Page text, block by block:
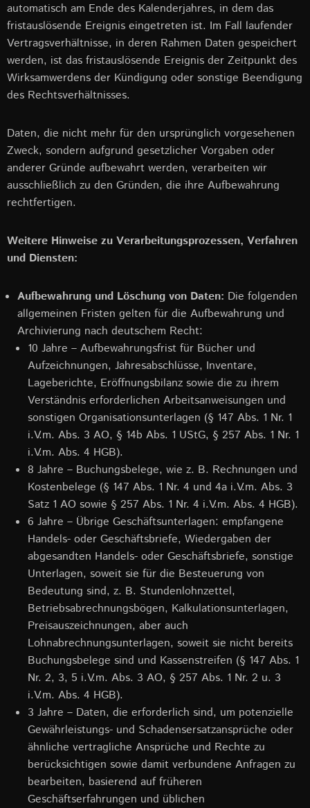
automatisch am Ende des Kalenderjahres, in dem das
fristauslösende Ereignis eingetreten ist. Im Fall laufender
Vertragsverhältnisse, in deren Rahmen Daten gespeichert
werden, ist das fristauslösende Ereignis der Zeitpunkt des
Wirksamwerdens der Kündigung oder sonstige Beendigung
des Rechtsverhältnisses.
Daten, die nicht mehr für den ursprünglich vorgesehenen
Zweck, sondern aufgrund gesetzlicher Vorgaben oder
anderer Gründe aufbewahrt werden, verarbeiten wir
ausschließlich zu den Gründen, die ihre Aufbewahrung
rechtfertigen.
Weitere Hinweise zu Verarbeitungsprozessen, Verfahren
und Diensten:
Aufbewahrung und Löschung von Daten: Die folgenden
allgemeinen Fristen gelten für die Aufbewahrung und
Archivierung nach deutschem Recht:
10 Jahre – Aufbewahrungsfrist für Bücher und
Aufzeichnungen, Jahresabschlüsse, Inventare,
Lageberichte, Eröffnungsbilanz sowie die zu ihrem
Verständnis erforderlichen Arbeitsanweisungen und
sonstigen Organisationsunterlagen (§ 147 Abs. 1 Nr. 1
i.V.m. Abs. 3 AO, § 14b Abs. 1 UStG, § 257 Abs. 1 Nr. 1
i.V.m. Abs. 4 HGB).
8 Jahre – Buchungsbelege, wie z. B. Rechnungen und
Kostenbelege (§ 147 Abs. 1 Nr. 4 und 4a i.V.m. Abs. 3
Satz 1 AO sowie § 257 Abs. 1 Nr. 4 i.V.m. Abs. 4 HGB).
6 Jahre – Übrige Geschäftsunterlagen: empfangene
Handels- oder Geschäftsbriefe, Wiedergaben der
abgesandten Handels- oder Geschäftsbriefe, sonstige
Unterlagen, soweit sie für die Besteuerung von
Bedeutung sind, z. B. Stundenlohnzettel,
Betriebsabrechnungsbögen, Kalkulationsunterlagen,
Preisauszeichnungen, aber auch
Lohnabrechnungsunterlagen, soweit sie nicht bereits
Buchungsbelege sind und Kassenstreifen (§ 147 Abs. 1
Nr. 2, 3, 5 i.V.m. Abs. 3 AO, § 257 Abs. 1 Nr. 2 u. 3
i.V.m. Abs. 4 HGB).
3 Jahre – Daten, die erforderlich sind, um potenzielle
Gewährleistungs- und Schadensersatzansprüche oder
ähnliche vertragliche Ansprüche und Rechte zu
berücksichtigen sowie damit verbundene Anfragen zu
bearbeiten, basierend auf früheren
Geschäftserfahrungen und üblichen